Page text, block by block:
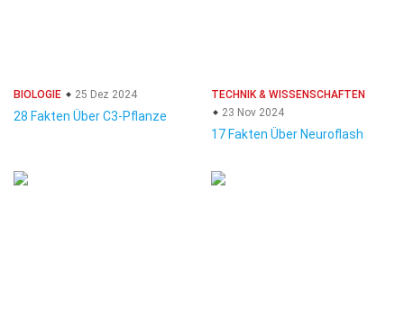
BIOLOGIE 25 Dez 2024
28 Fakten Über C3-Pflanze
TECHNIK & WISSENSCHAFTEN
23 Nov 2024
17 Fakten Über Neuroflash